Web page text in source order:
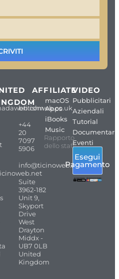
britishweb.co.uk
+44
20
7097
5906
info@ticinoweb.net
Suite
3962-182
Unit 9,
Skyport
Drive
West
Drayton
Middx -
UB7 0LB
United
Kingdom
AFFILIATE
macOS
Apps
iBooks
Music
Rapporto
dello staff
VIDEO
Pubblicitari
Aziendali
Tutorial
Documentari
Eventi
Esegui
Pagamento